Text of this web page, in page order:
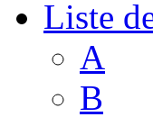
Liste
A
B